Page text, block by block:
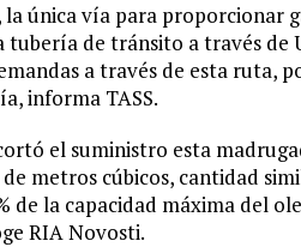
única vía para proporcionar
de tránsito a través de
a través de esta ruta,
informa TASS.
el suministro esta
metros cúbicos, cantidad
de la capacidad máxima del
RIA Novosti.